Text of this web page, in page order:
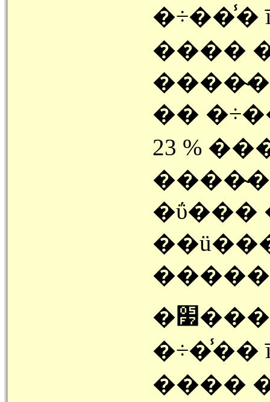
�÷��̾�
����
��
23 %
�ΰ���
�÷��̾�
����